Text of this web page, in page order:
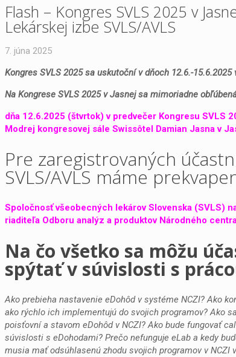
Flash – Kongres SVLS 2025 v
Lekárskej izbe SVLS/AVLS
7. júna 2025
Kongres SVLS 2025 sa uskutoční v dňoch 12.6.-15.6.2025
Na Kongrese SVLS 2025 v Jasnej sa mimoriadne
dňa 12.6.2025 (štvrtok) v predvečer Kongresu SVLS
Modrej kongresovej sále Swissôtel Damian Jasna v
Pre zaregistrovaných
SVLS/AVLS máme
Spoločnosť všeobecných lekárov Slovenska (SVLS)
riaditeľa Odboru analýz a produktov Národného
Na čo všetko sa môžu
spýtať v súvislosti s
Ako prebieha nastavenie eDohôd v systéme NCZI? Ako
ako rýchlo ich implementujú do svojich programov? Ako
poisťovní a stavom eDohôd v NCZI? Ako bude fungovať
súvislosti s eDohodami? Prečo nefunguje eLab a kedy
musia mať odsúhlasenú zhodu svojich programov v